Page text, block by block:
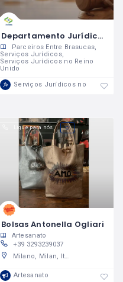
Departamento Jurídico no Reino Unido - Dr. Guilherme Barbosa
Parceiros Entre Brasucas
Serviços Jurídicos
Serviços Jurídicos no Reino
Unido
Serviços Jurídicos no Reino
Ligue para nós
Bolsas Antonella Ogliari
Artesanato
+39 3293239037
Milano, Milan, Italy
Artesanato